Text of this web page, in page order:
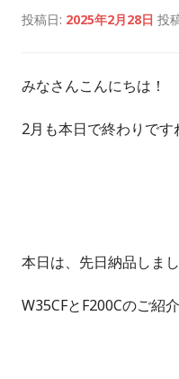
投稿日: 2025年2月28日 投
みなさんこんにちは！
2月も本日で終わりで
本日は、先日納品しまし
W35CFとF200Cのご紹